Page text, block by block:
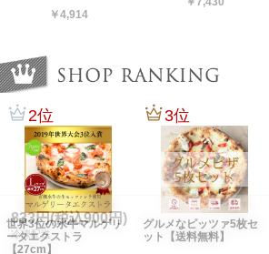
833円(税込900円)
冷凍配送